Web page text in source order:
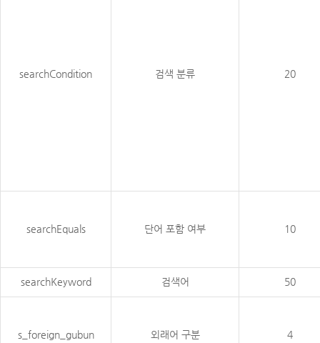
searchCondition 검색 분류 20
searchEquals 단어 포함 여부 10
searchKeyword 검색어 50
s_foreign_gubun 외래어 구분 4